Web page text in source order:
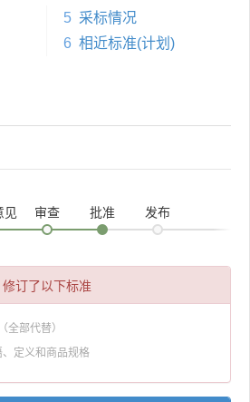
5 采标情况
6 相近标准(计划)
见 审查 批准 发布
修订了以下标准
（全部代替）
定义和商品规格